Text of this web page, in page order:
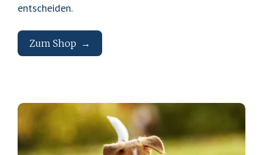
s
s
e
e
t
entscheiden.
Zum Shop
r
c
i
V
o
m
op